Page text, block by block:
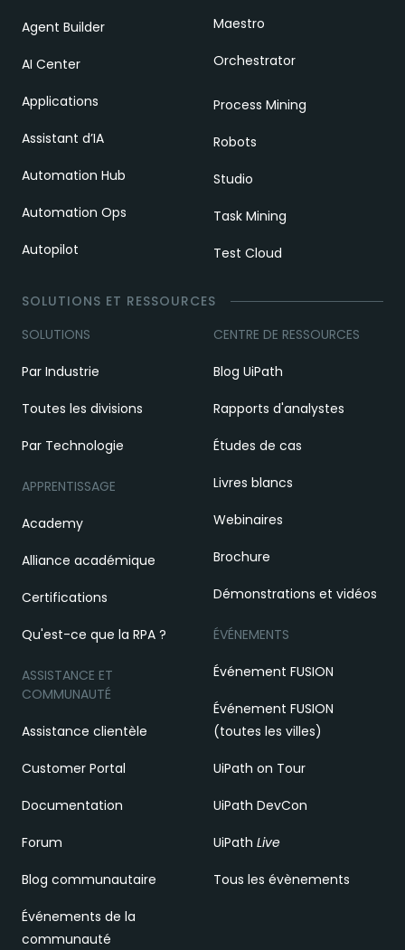
Agent Builder
AI Center
Applications
Assistant d’IA
Automation Hub
Automation Ops
Autopilot
Maestro
Orchestrator
Process Mining
Robots
Studio
Task Mining
Test Cloud
SOLUTIONS ET RESSOURCES
SOLUTIONS
Par Industrie
Toutes les divisions
Par Technologie
APPRENTISSAGE
Academy
Alliance académique
Certifications
Qu'est-ce que la RPA ?
ASSISTANCE ET
COMMUNAUTÉ
Assistance clientèle
Customer Portal
Documentation
Forum
Blog communautaire
Événements de la
communauté
CENTRE DE RESSOURCES
Blog UiPath
Rapports d'analystes
Études de cas
Livres blancs
Webinaires
Brochure
Démonstrations et vidéos
ÉVÉNEMENTS
Événement FUSION
Événement FUSION
(toutes les villes)
UiPath on Tour
UiPath DevCon
UiPath Live
Tous les évènements